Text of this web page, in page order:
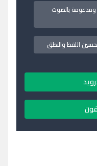
ومدعومة بالصوت